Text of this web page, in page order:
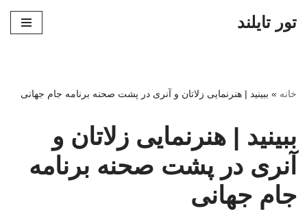
تور تایلند
خانه » ببینید | هنرنمایی زلاتان و آنری در پشت صحنه برنامه جام جهانی
ببینید | هنرنمایی زلاتان و
آنری در پشت صحنه برنامه
جام جهانی